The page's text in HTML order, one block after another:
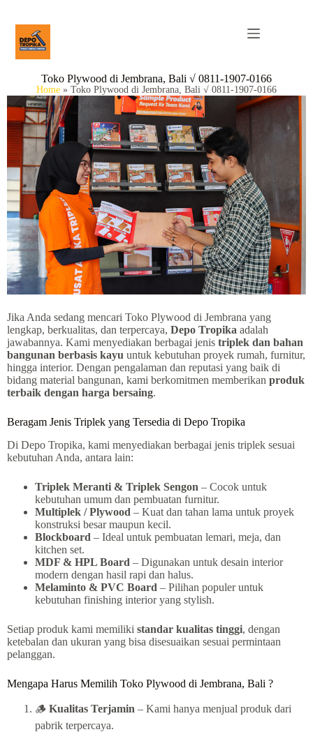
Toko Plywood di Jembrana, Bali √ 0811-1907-0166
Home » Toko Plywood di Jembrana, Bali √ 0811-1907-0166
Jika Anda sedang mencari Toko Plywood di Jembrana yang
lengkap, berkualitas, dan terpercaya, Depo Tropika adalah
jawabannya. Kami menyediakan berbagai jenis triplek dan bahan
bangunan berbasis kayu untuk kebutuhan proyek rumah, furnitur,
hingga interior. Dengan pengalaman dan reputasi yang baik di
bidang material bangunan, kami berkomitmen memberikan produk
terbaik dengan harga bersaing.
Beragam Jenis Triplek yang Tersedia di Depo Tropika
Di Depo Tropika, kami menyediakan berbagai jenis triplek sesuai
kebutuhan Anda, antara lain:
Triplek Meranti & Triplek Sengon – Cocok untuk
kebutuhan umum dan pembuatan furnitur.
Multiplek / Plywood – Kuat dan tahan lama untuk proyek
konstruksi besar maupun kecil.
Blockboard – Ideal untuk pembuatan lemari, meja, dan
kitchen set.
MDF & HPL Board – Digunakan untuk desain interior
modern dengan hasil rapi dan halus.
Melaminto & PVC Board – Pilihan populer untuk
kebutuhan finishing interior yang stylish.
Setiap produk kami memiliki standar kualitas tinggi, dengan
ketebalan dan ukuran yang bisa disesuaikan sesuai permintaan
pelanggan.
Mengapa Harus Memilih Toko Plywood di Jembrana, Bali ?
🪵 Kualitas Terjamin – Kami hanya menjual produk dari
pabrik terpercaya.